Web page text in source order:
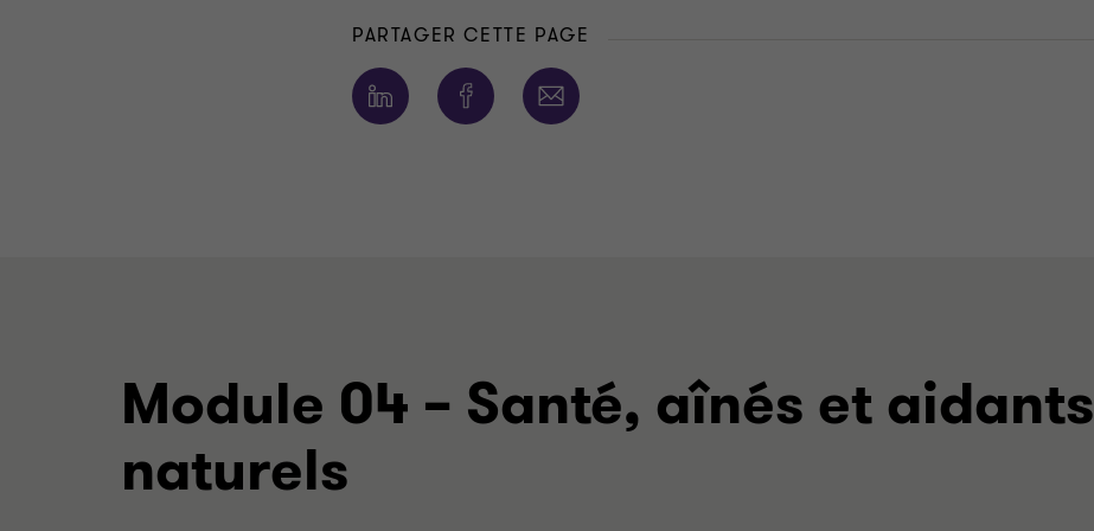
PARTAGER CETTE PAGE
Module 04 – Santé, aînés et aidants
naturels